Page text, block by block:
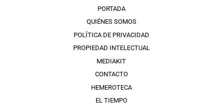
PORTADA
QUIÉNES SOMOS
POLÍTICA DE PRIVACIDAD
PROPIEDAD INTELECTUAL
MEDIAKIT
CONTACTO
HEMEROTECA
EL TIEMPO